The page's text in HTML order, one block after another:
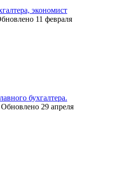
экономист
11 февраля
бухгалтера.
Обновлено 29 апреля